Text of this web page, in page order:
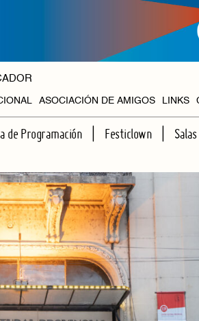
ASOCIACIÓN DE AMIGOS LINKS
de Programación Festiclown Salas